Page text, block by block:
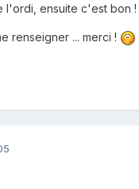
l'ordi, ensuite c'est bon !
renseigner ... merci !